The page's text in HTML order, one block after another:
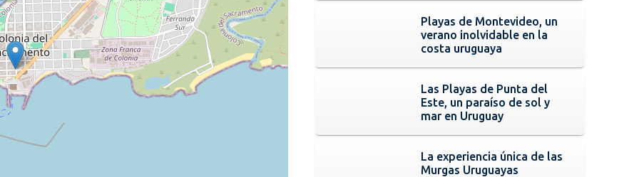
Playas de Montevideo, un
verano inolvidable en la
costa uruguaya
Las Playas de Punta del
Este, un paraíso de sol y
mar en Uruguay
La experiencia única de las
Murgas Uruguayas